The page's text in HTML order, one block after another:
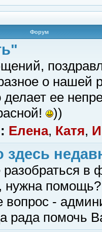
Форум
о нашей
ее
))
Елена, Катя,
здесь
в
нужна помощь?
вопрос -
рада помочь